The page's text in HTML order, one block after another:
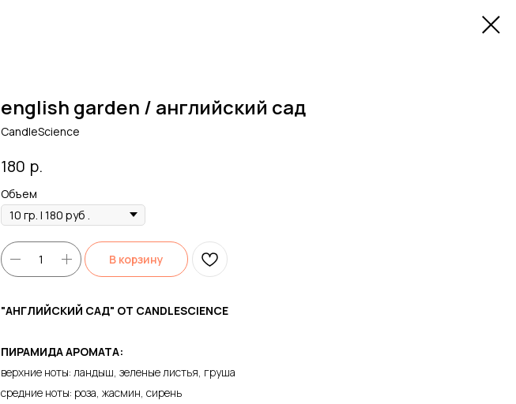
english garden / английский сад
CandleScience
180 р.
Объем
В корзину
"АНГЛИЙСКИЙ САД" ОТ CANDLESCIENCE
ПИРАМИДА АРОМАТА:
верхние ноты: ландыш, зеленые листья, груша
средние ноты: роза, жасмин, сирень